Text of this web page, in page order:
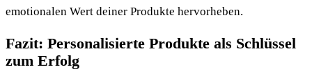
emotionalen Wert deiner Produkte hervorheben.
Fazit: Personalisierte Produkte als Schlüssel
zum Erfolg